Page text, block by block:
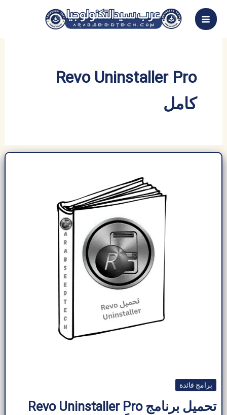
تخطي
إلى
Revo Uninstaller Pro
كامل
برامج فائدة
تحميل برنامج Revo Uninstaller Pro